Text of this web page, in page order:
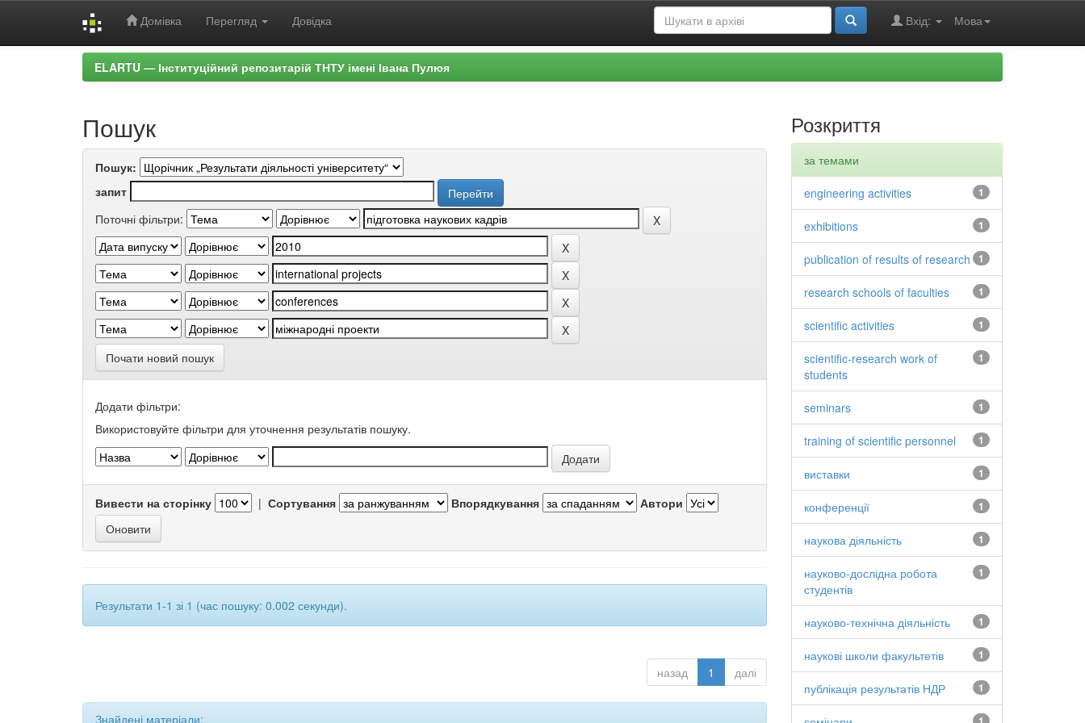
Домівка Перегляд Довідка Мова
Вхід:
ELARTU — Інституційний репозитарій ТНТУ імені Івана Пулюя
Пошук
Пошук:
запит
Поточні фільтри:
Почати новий пошук
Додати фільтри:
Використовуйте фільтри для уточнення результатів пошуку.
Вивести на сторінку | Сортування Впорядкування Автори
Результати 1-1 зі 1 (час пошуку: 0.002 секунди).
назад 1 далі
Знайдені матеріали:
Розкриття
за темами
1
engineering activities
1
exhibitions
1
publication of results of research
1
research schools of faculties
1
scientific activities
1
scientific-research work of
students
1
seminars
1
training of scientific personnel
1
виставки
1
конференції
1
наукова діяльність
1
науково-дослідна робота
студентів
1
науково-технічна діяльність
1
наукові школи факультетів
1
публікація результатів НДР